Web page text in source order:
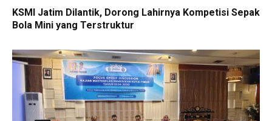
KSMI Jatim Dilantik, Dorong Lahirnya Kompetisi Sepak
Bola Mini yang Terstruktur